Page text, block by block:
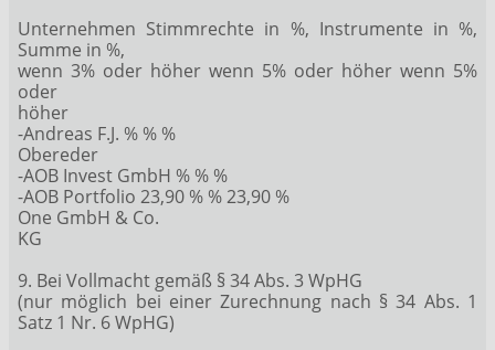
Unternehmen Stimmrechte in %, Instrumente in %,
Summe in %,
wenn 3% oder höher wenn 5% oder höher wenn 5%
oder
höher
-Andreas F.J. % % %
Obereder
-AOB Invest GmbH % % %
-AOB Portfolio 23,90 % % 23,90 %
One GmbH & Co.
KG
9. Bei Vollmacht gemäß § 34 Abs. 3 WpHG
(nur möglich bei einer Zurechnung nach § 34 Abs. 1
Satz 1 Nr. 6 WpHG)